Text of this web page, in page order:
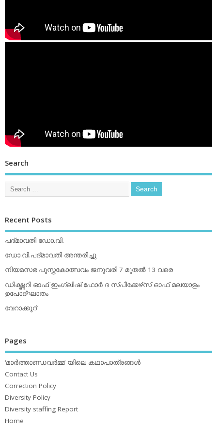
Search
Recent Posts
പദ്മാവതി ഡോ.വി.
ഡോ.വി.പദ്മാവതി അന്തരിച്ചു
നിയമസഭ പുസ്തകോത്സവം ജനുവരി 7 മുതല്‍ 13 വരെ
ഡിക്ഷ്ണറി ഓഫ് ഇംഗ്ലിഷ് ഫോര്‍ ദ സ്പീക്കേഴ്‌സ് ഓഫ് മലയാളം
ഉപോദ്ഘാതം
വേറാക്കൂറ്
Pages
‘മാര്‍ത്താണ്ഡവര്‍മ്മ’ യിലെ കഥാപാത്രങ്ങള്‍
Contact Us
Correction Policy
Diversity Policy
Diversity staffing Report
Home